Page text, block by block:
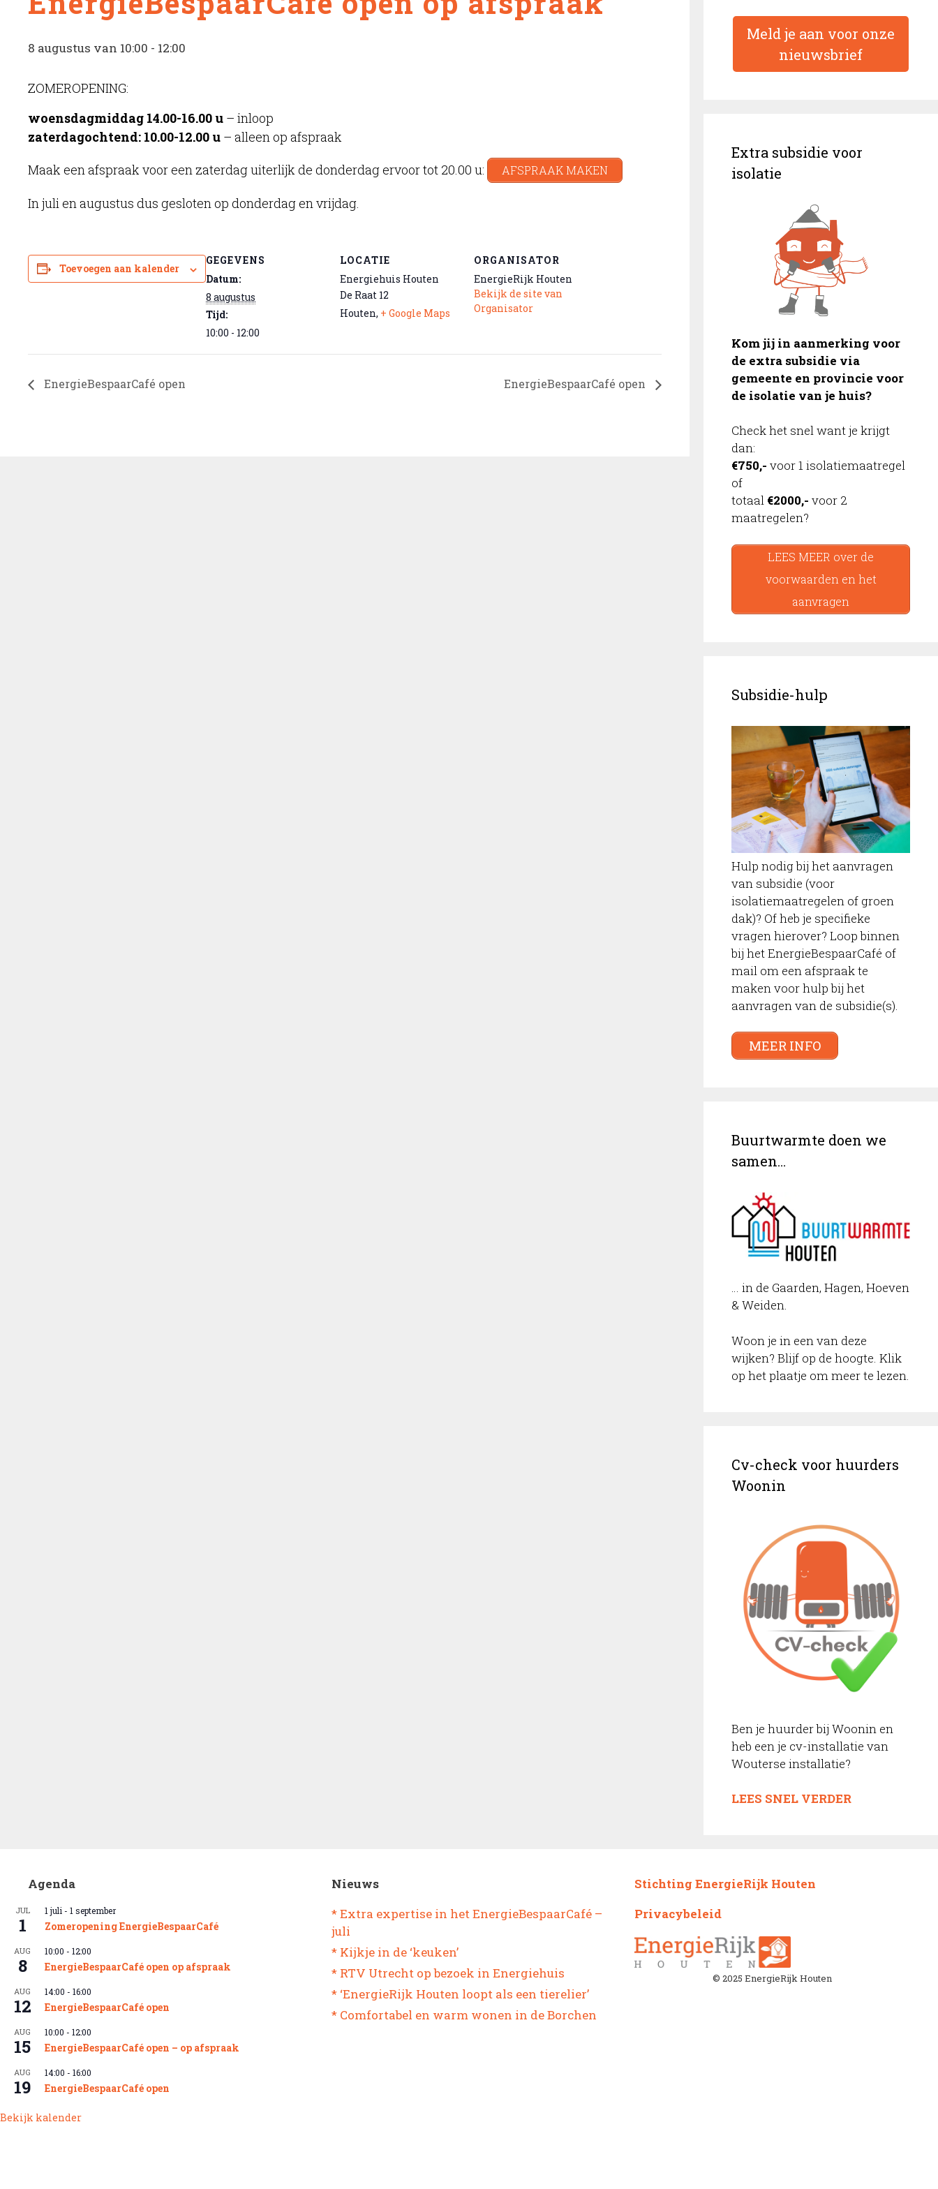
8 augustus van 10:00 - 12:00
ZOMEROPENING:
woensdagmiddag 14.00-16.00 u – inloop
zaterdagochtend: 10.00-12.00 u – alleen op afspraak
Maak een afspraak voor een zaterdag uiterlijk de donderdag ervoor tot 20.00 u:
AFSPRAAK MAKEN
In juli en augustus dus gesloten op donderdag en vrijdag.
Toevoegen aan kalender
GEGEVENS
Datum:
8 augustus
Tijd:
10:00 - 12:00
LOCATIE
Energiehuis Houten
De Raat 12
Houten, + Google Maps
ORGANISATOR
EnergieRijk Houten
Bekijk de site van
Organisator
EnergieBespaarCafé open EnergieBespaarCafé open
Meld je aan voor onze
nieuwsbrief
Extra subsidie voor
isolatie
Kom jij in aanmerking voor
de extra subsidie via
gemeente en provincie voor
de isolatie van je huis?
Check het snel want je krijgt
dan:
€750,- voor 1 isolatiemaatregel
of
totaal €2000,- voor 2
maatregelen?
LEES MEER over de
voorwaarden en het
aanvragen
Subsidie-hulp
Hulp nodig bij het aanvragen
van subsidie (voor
isolatiemaatregelen of groen
dak)? Of heb je specifieke
vragen hierover? Loop binnen
bij het EnergieBespaarCafé of
mail om een afspraak te
maken voor hulp bij het
aanvragen van de subsidie(s).
MEER INFO
Buurtwarmte doen we
samen…
… in de Gaarden, Hagen, Hoeven
& Weiden.
Woon je in een van deze
wijken? Blijf op de hoogte. Klik
op het plaatje om meer te lezen.
Cv-check voor huurders
Woonin
Ben je huurder bij Woonin en
heb een je cv-installatie van
Wouterse installatie?
LEES SNEL VERDER
Agenda
JUL
1
1 juli - 1 september
Zomeropening EnergieBespaarCafé
AUG
8
10:00 - 12:00
EnergieBespaarCafé open op afspraak
AUG
12
14:00 - 16:00
EnergieBespaarCafé open
AUG
15
10:00 - 12:00
EnergieBespaarCafé open – op afspraak
AUG
19
14:00 - 16:00
EnergieBespaarCafé open
Bekijk kalender
Nieuws
* Extra expertise in het EnergieBespaarCafé –
juli
* Kijkje in de ‘keuken’
* RTV Utrecht op bezoek in Energiehuis
* ‘EnergieRijk Houten loopt als een tierelier’
* Comfortabel en warm wonen in de Borchen
Stichting EnergieRijk Houten
Privacybeleid
© 2025 EnergieRijk Houten